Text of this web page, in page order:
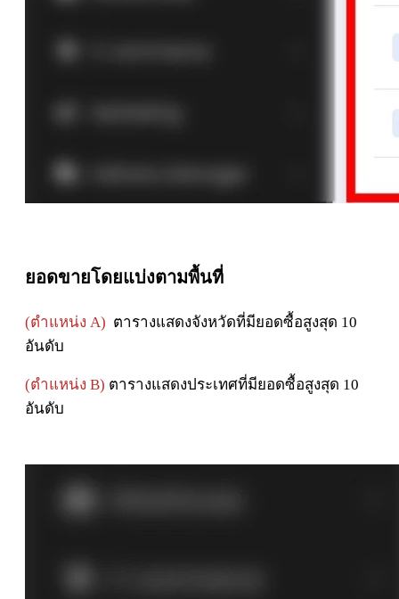
ยอดขายโดยแบ่งตามพื้นที่
(ตำแหน่ง A) ตารางแสดงจังหวัดที่มียอดซื้อสูงสุด 10
อันดับ
(ตำแหน่ง B) ตารางแสดงประเทศที่มียอดซื้อสูงสุด 10
อันดับ